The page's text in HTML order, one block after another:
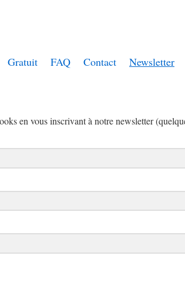
Gratuit FAQ Contact Newsletter
en vous inscrivant à notre newsletter